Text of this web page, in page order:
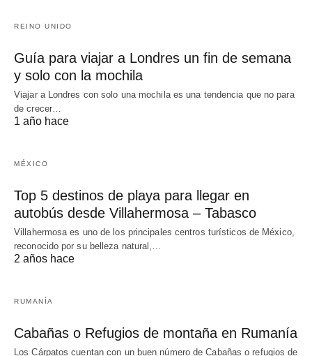
REINO UNIDO
Guía para viajar a Londres un fin de semana
y solo con la mochila
Viajar a Londres con solo una mochila es una tendencia que no para
de crecer…
1 año hace
MÉXICO
Top 5 destinos de playa para llegar en
autobús desde Villahermosa – Tabasco
Villahermosa es uno de los principales centros turísticos de México,
reconocido por su belleza natural,…
2 años hace
RUMANÍA
Cabañas o Refugios de montaña en Rumanía
Los Cárpatos cuentan con un buen número de Cabañas o refugios de